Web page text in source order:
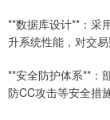
**数据库设计**：采
升系统性能，对交易
**安全防护体系**：
防CC攻击等安全措